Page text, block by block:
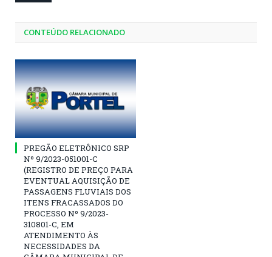
CONTEÚDO RELACIONADO
PREGÃO ELETRÔNICO SRP
Nº 9/2023-051001-C
(REGISTRO DE PREÇO PARA
EVENTUAL AQUISIÇÃO DE
PASSAGENS FLUVIAIS DOS
ITENS FRACASSADOS DO
PROCESSO Nº 9/2023-
310801-C, EM
ATENDIMENTO ÀS
NECESSIDADES DA